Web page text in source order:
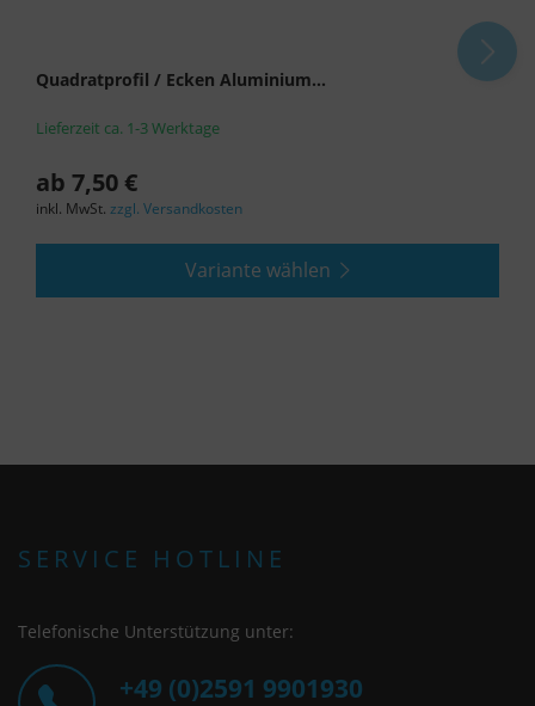
Quadratprofil / Ecken Aluminium...
Lieferzeit ca. 1-3 Werktage
ab 7,50 €
inkl. MwSt. zzgl. Versandkosten
Variante wählen
SERVICE HOTLINE
Telefonische Unterstützung unter:
+49 (0)2591 9901930